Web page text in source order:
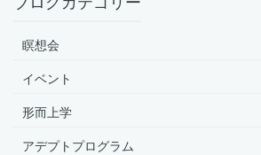
瞑想会
イベント
形而上学
アデプトプログラム